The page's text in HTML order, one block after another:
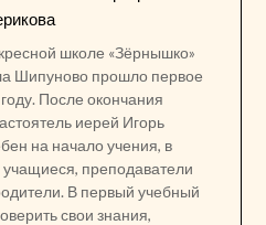
школе «Зёрнышко»
Шипуново прошло первое
После окончания
иерей Игорь
на начало учения, в
преподаватели
В первый учебный
свои знания,